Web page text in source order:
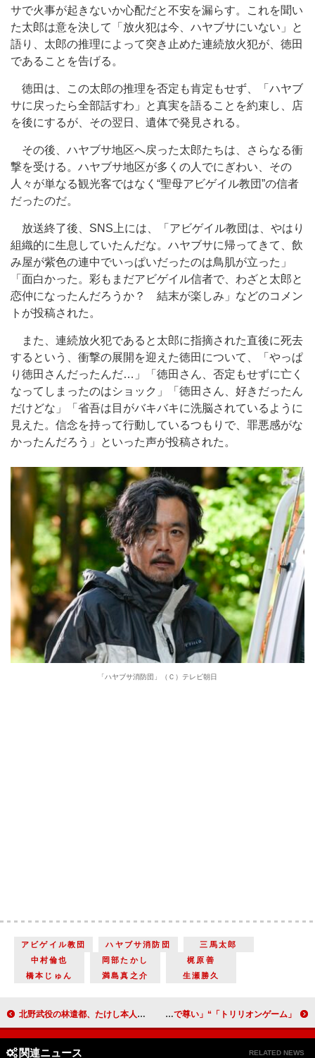
サで火事が起きないか心配だと不安を漏らす。これを聞い
た太郎は意を決して「放火犯は今、ハヤブサにいない」と
語り、太郎の推理によって突き止めた連続放火犯が、徳田
であることを告げる。
徳田は、この太郎の推理を否定も肯定もせず、「ハヤブ
サに戻ったら全部話すわ」と真実を語ることを約束し、店
を後にするが、その翌日、遺体で発見される。
その後、ハヤブサ地区へ戻った太郎たちは、さらなる衝
撃を受ける。ハヤブサ地区が多くの人でにぎわい、その
人々が単なる観光客ではなく“聖母アビゲイル教団”の信者
だったのだ。
放送終了後、SNS上には、「アビゲイル教団は、やはり
組織的に生息していたんだな。ハヤブサに帰ってきて、飲
み屋が紫色の連中でいっぱいだったのは鳥肌が立った」
「面白かった。彩もまだアビゲイル信者で、わざと太郎と
恋仲になったんだろうか？ 結末が楽しみ」などのコメン
トが投稿された。
また、連続放火犯であると太郎に指摘された直後に死去
するという、衝撃の展開を迎えた徳田について、「やっぱ
り徳田さんだったんだ…」「徳田さん、否定もせずに亡く
なってしまったのはショック」「徳田さん、好きだったん
だけどな」「省吾は目がバキバキに洗脳されているように
見えた。信念を持って行動しているつもりで、罪悪感がな
かったんだろう」といった声が投稿された。
「ハヤブサ消防団」（Ｃ）テレビ朝日
アビゲイル教団 ハヤブサ消防団
三馬太郎
中村倫也
岡部たかし
梶原善
橋本じゅん
満島真之介 生瀬勝久
北野武役の林遣都、たけし本人には「まだ会いたくない」 山本耕史、林の芝居を絶賛「本当に若い頃のたけしさんに感じちゃう」 「トリリオンゲーム」“ハル”目黒蓮と“桐姫”今田美桜の焼き鳥デートに「眼福」の声 「桐姫とハルは本当に絵になる」「会話がカップルみたいで尊い」
関連ニュース RELATED NEWS